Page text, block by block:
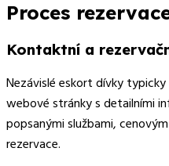
Proces
Kontaktní a
Nezávislé eskort dívky
webové stránky s detailními
popsanými službami,
rezervace.